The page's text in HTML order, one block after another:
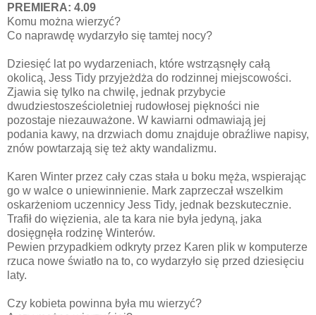
PREMIERA: 4.09
Komu można wierzyć?
Co naprawdę wydarzyło się tamtej nocy?
Dziesięć lat po wydarzeniach, które wstrząsnęły całą
okolicą, Jess Tidy przyjeżdża do rodzinnej miejscowości.
Zjawia się tylko na chwilę, jednak przybycie
dwudziestosześcioletniej rudowłosej piękności nie
pozostaje niezauważone. W kawiarni odmawiają jej
podania kawy, na drzwiach domu znajduje obraźliwe napisy,
znów powtarzają się też akty wandalizmu.
Karen Winter przez cały czas stała u boku męża, wspierając
go w walce o uniewinnienie. Mark zaprzeczał wszelkim
oskarżeniom uczennicy Jess Tidy, jednak bezskutecznie.
Trafił do więzienia, ale ta kara nie była jedyną, jaka
dosięgnęła rodzinę Winterów.
Pewien przypadkiem odkryty przez Karen plik w komputerze
rzuca nowe światło na to, co wydarzyło się przed dziesięciu
laty.
Czy kobieta powinna była mu wierzyć?